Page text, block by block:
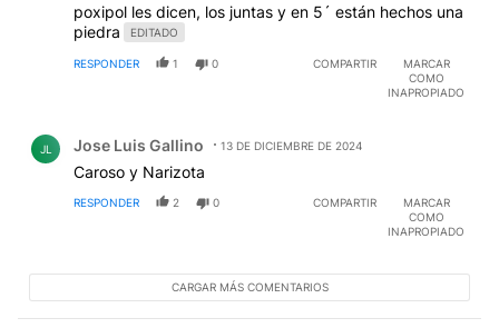
poxipol les dicen, los juntas y en 5´ están hechos una
piedra
EDITADO
RESPONDER 1 0 COMPARTIR
MARCAR
COMO
INAPROPIADO
JL Jose Luis Gallino 13 DE DICIEMBRE DE 2024
Caroso y Narizota
RESPONDER 2 0 COMPARTIR
MARCAR
COMO
INAPROPIADO
CARGAR MÁS COMENTARIOS